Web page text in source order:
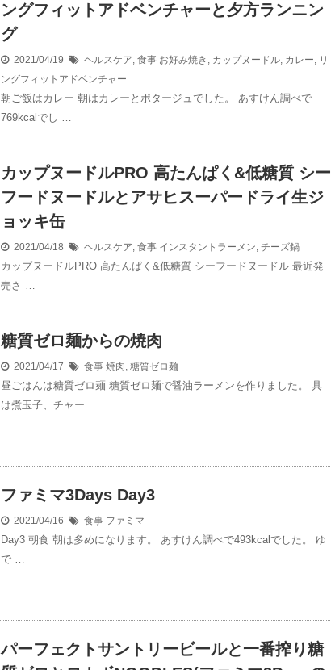
ングフィットアドベンチャーと夕方ランニン
グ
2021/04/19 ヘルスケア, 食事 お好み焼き , カップヌードル, カレー, リ
ングフィットアドベンチャー
朝ご飯はカレー 朝はカレーとポタージュでした。 あすけん調べで
769kcalでし …
カップヌードルPRO 高たんぱく&低糖質 シー
フードヌードルとアサヒスーパードライ生ジ
ョッキ缶
2021/04/18 ヘルスケア, 食事 インスタントラーメン, チーズ鍋
カップヌードルPRO 高たんぱく&低糖質 シーフードヌードル 最近発
売さ …
糖質ゼロ麺からの焼肉
2021/04/17 食事 焼肉, 糖質ゼロ麺
昼ごはんは糖質ゼロ麺 糖質ゼロ麺で醤油ラーメンを作りました。 具
は煮玉子、チャー …
ファミマ3Days Day3
2021/04/16 食事 ファミマ
Day3 朝食 朝は多めになります。 あすけん調べで493kcalでした。 ゆ
で …
パーフェクトサントリービールと一番搾り糖